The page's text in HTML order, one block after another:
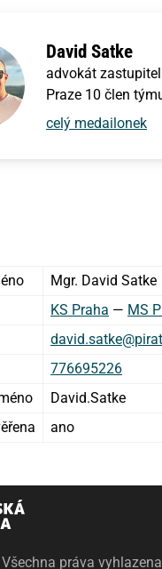
David Satke
advokát
Praze 10 člen
celý medailonek
Mgr. David Satke
KS Praha — MS
776695226
David.Satke
ano
práva